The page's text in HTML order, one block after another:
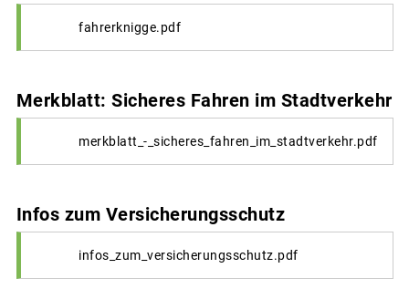
fahrerknigge.pdf
Merkblatt: Sicheres Fahren im Stadtverkehr
merkblatt_-_sicheres_fahren_im_stadtverkehr.pdf
Infos zum Versicherungsschutz
infos_zum_versicherungsschutz.pdf